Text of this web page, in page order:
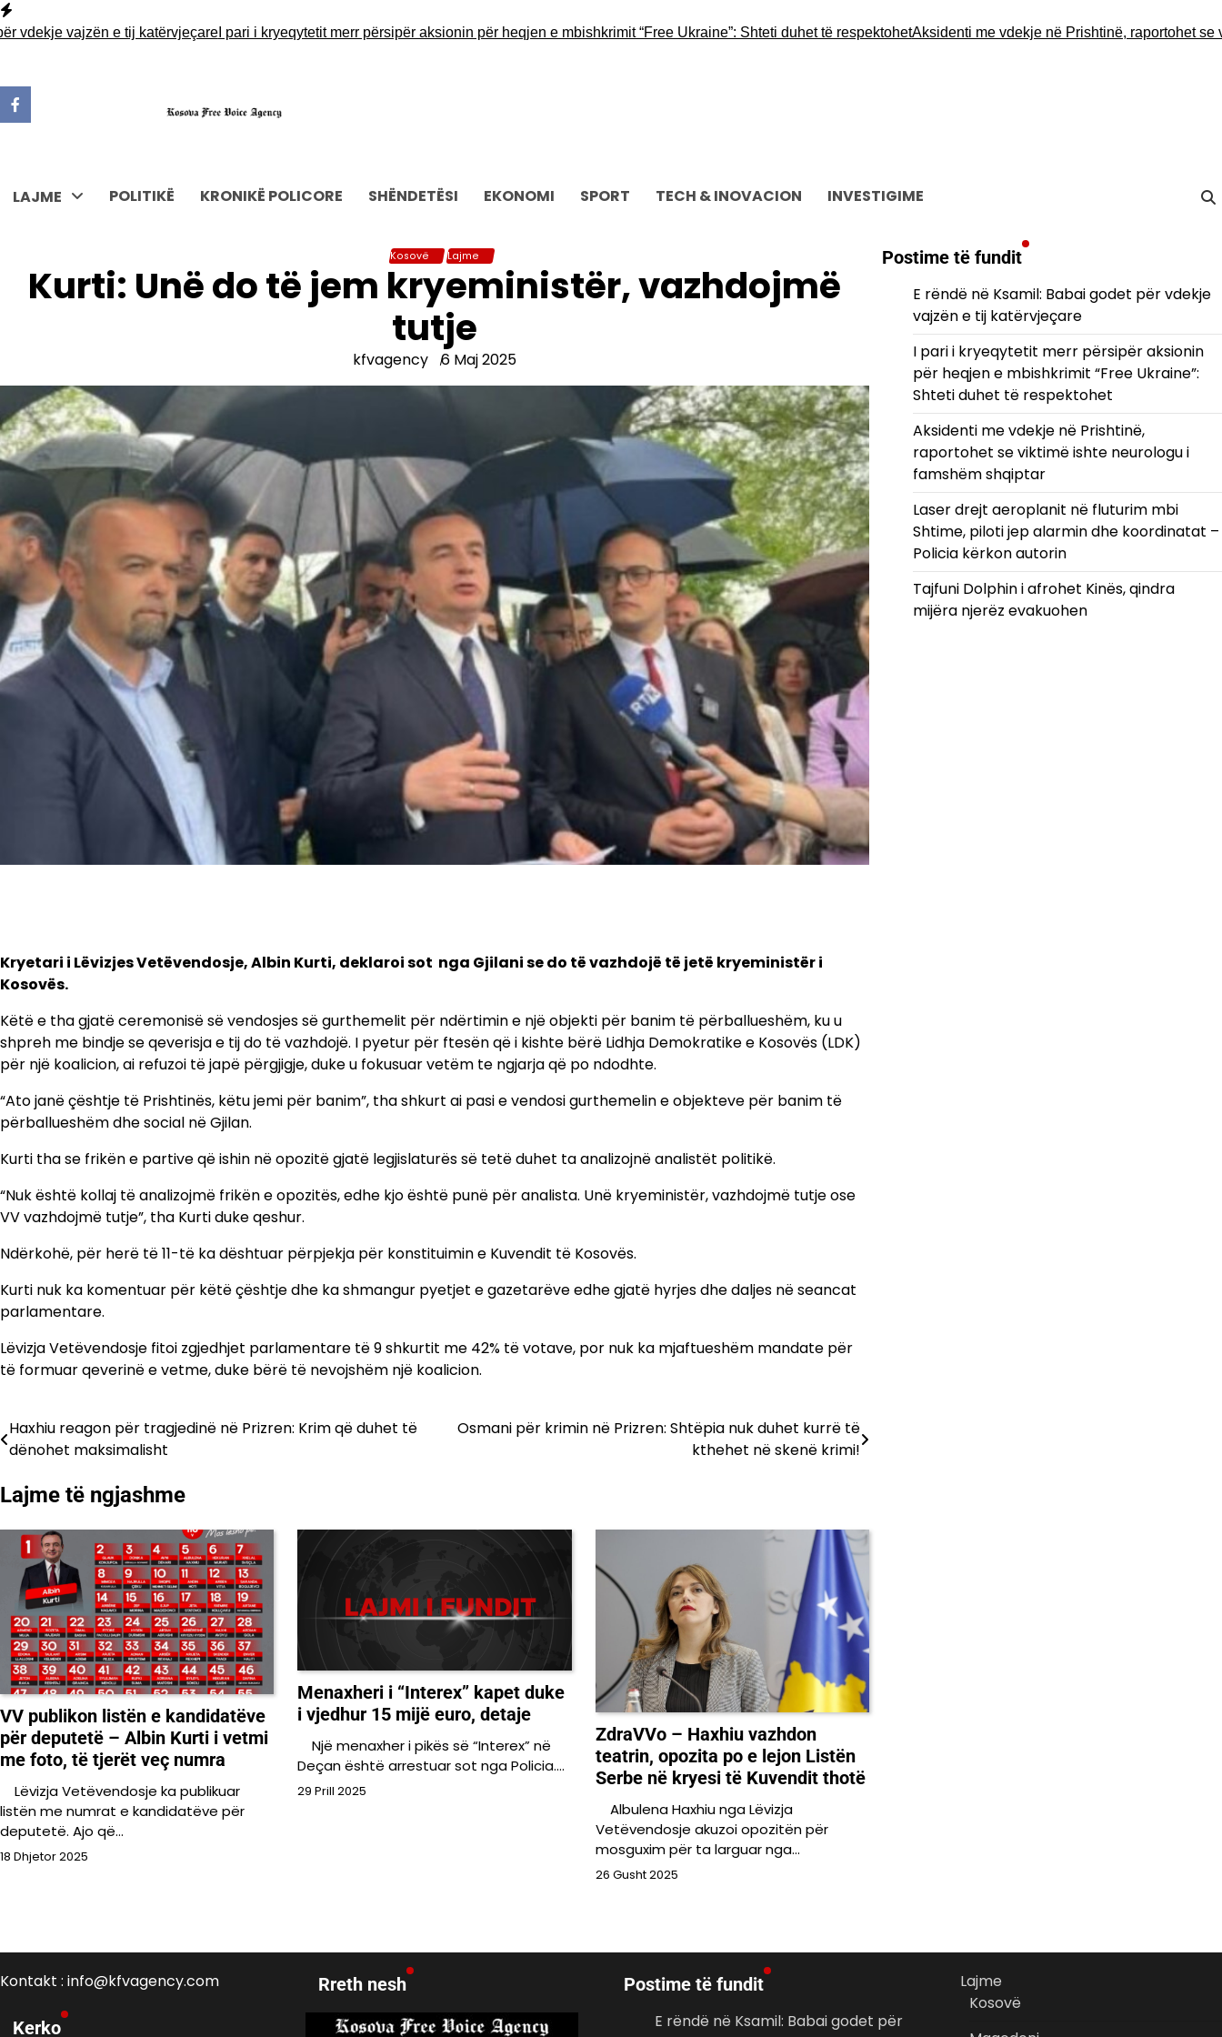
Skip
to
vajzën e tij katërvjeçareI pari i kryeqytetit merr përsipër aksionin për heqjen e mbishkrimit “Free Ukraine”: Shteti duhet të respektohetAksidenti me vdekje në Prishtinë, raportohet se
LAJME POLITIKË KRONIKË POLICORE SHËNDETËSI EKONOMI SPORT TECH & INOVACION INVESTIGIME
Kosovë Lajme
Kurti: Unë do të jem kryeministër, vazhdojmë
tutje
kfvagency 6 Maj 2025
Kryetari i Lëvizjes Vetëvendosje, Albin Kurti, deklaroi sot nga Gjilani se do të vazhdojë të jetë kryeministër i
Kosovës.
Këtë e tha gjatë ceremonisë së vendosjes së gurthemelit për ndërtimin e një objekti për banim të përballueshëm, ku u
shpreh me bindje se qeverisja e tij do të vazhdojë. I pyetur për ftesën që i kishte bërë Lidhja Demokratike e Kosovës (LDK)
për një koalicion, ai refuzoi të japë përgjigje, duke u fokusuar vetëm te ngjarja që po ndodhte.
“Ato janë çështje të Prishtinës, këtu jemi për banim”, tha shkurt ai pasi e vendosi gurthemelin e objekteve për banim të
përballueshëm dhe social në Gjilan.
Kurti tha se frikën e partive që ishin në opozitë gjatë legjislaturës së tetë duhet ta analizojnë analistët politikë.
“Nuk është kollaj të analizojmë frikën e opozitës, edhe kjo është punë për analista. Unë kryeministër, vazhdojmë tutje ose
VV vazhdojmë tutje”, tha Kurti duke qeshur.
Ndërkohë, për herë të 11-të ka dështuar përpjekja për konstituimin e Kuvendit të Kosovës.
Kurti nuk ka komentuar për këtë çështje dhe ka shmangur pyetjet e gazetarëve edhe gjatë hyrjes dhe daljes në seancat
parlamentare.
Lëvizja Vetëvendosje fitoi zgjedhjet parlamentare të 9 shkurtit me 42% të votave, por nuk ka mjaftueshëm mandate për
të formuar qeverinë e vetme, duke bërë të nevojshëm një koalicion.
Lëvizje
postimet
Haxhiu reagon për tragjedinë në Prizren: Krim që duhet të
dënohet maksimalisht
Osmani për krimin në Prizren: Shtëpia nuk duhet kurrë të
kthehet në skenë krimi!
Lajme të ngjashme
VV publikon listën e kandidatëve
për deputetë – Albin Kurti i vetmi
me foto, të tjerët veç numra
Lëvizja Vetëvendosje ka publikuar
listën me numrat e kandidatëve për
deputetë. Ajo që…
18 Dhjetor 2025
Menaxheri i “Interex” kapet duke
i vjedhur 15 mijë euro, detaje
Një menaxher i pikës së “Interex” në
Deçan është arrestuar sot nga Policia.…
29 Prill 2025
ZdraVVo – Haxhiu vazhdon
teatrin, opozita po e lejon Listën
Serbe në kryesi të Kuvendit thotë
Albulena Haxhiu nga Lëvizja
Vetëvendosje akuzoi opozitën për
mosguxim për ta larguar nga…
26 Gusht 2025
Postime të fundit
E rëndë në Ksamil: Babai godet për vdekje
vajzën e tij katërvjeçare
I pari i kryeqytetit merr përsipër aksionin
për heqjen e mbishkrimit “Free Ukraine”:
Shteti duhet të respektohet
Aksidenti me vdekje në Prishtinë,
raportohet se viktimë ishte neurologu i
famshëm shqiptar
Laser drejt aeroplanit në fluturim mbi
Shtime, piloti jep alarmin dhe koordinatat –
Policia kërkon autorin
Tajfuni Dolphin i afrohet Kinës, qindra
mijëra njerëz evakuohen
Kontakt : info@kfvagency.com
Kerko
Rreth nesh Postime të fundit
E rëndë në Ksamil: Babai godet për
Lajme
Kosovë